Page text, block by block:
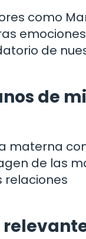
como
de
de mi
materna
de las
relaciones